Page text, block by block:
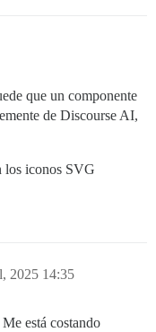
que un componente
de Discourse AI,
los iconos SVG
2025 14:35
está costando